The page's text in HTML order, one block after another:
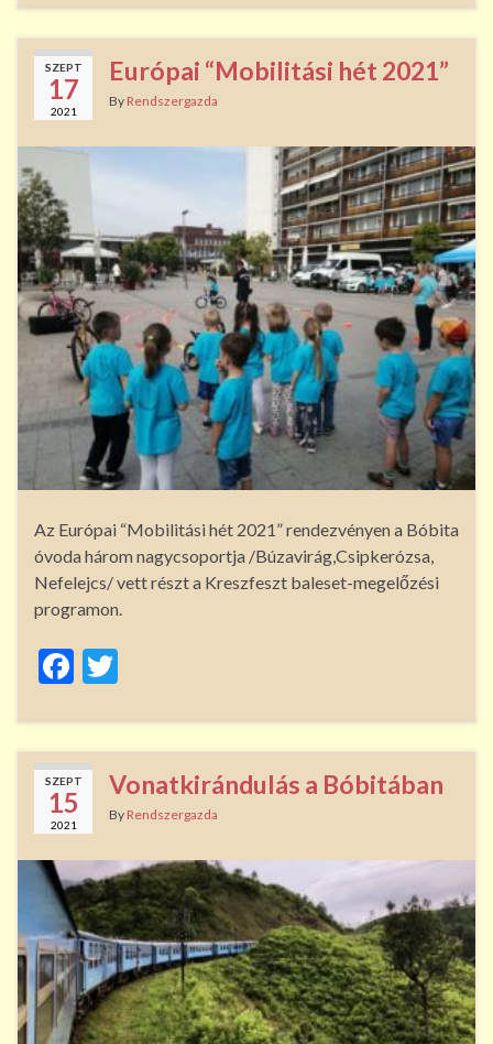
e
b
o
o
k
itt
er
SZEPT
17
2021
Európai “Mobilitási hét 2021”
By Rendszergazda
Az Európai “Mobilitási hét 2021” rendezvényen a Bóbita
óvoda három nagycsoportja /Búzavirág,Csipkerózsa,
Nefelejcs/ vett részt a Kreszfeszt baleset-megelőzési
programon.
F
e
b
o
o
k
itt
er
SZEPT
15
2021
Vonatkirándulás a Bóbitában
By Rendszergazda